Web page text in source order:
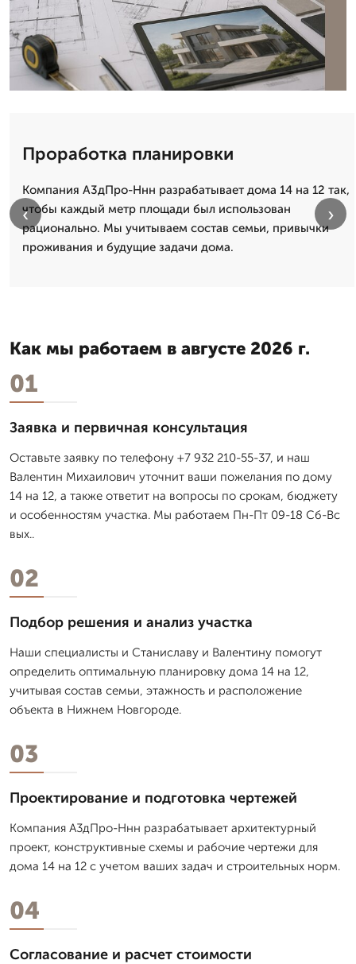
Проработка планировки
Компания А3дПро-Ннн разрабатывает дома 14 на 12 так,
чтобы каждый метр площади был использован
рационально. Мы учитываем состав семьи, привычки
проживания и будущие задачи дома.
‹ ›
Как мы работаем в августе 2026 г.
01
Заявка и первичная консультация
Оставьте заявку по телефону +7 932 210-55-37, и наш
Валентин Михаилович уточнит ваши пожелания по дому
14 на 12, а также ответит на вопросы по срокам, бюджету
и особенностям участка. Мы работаем Пн-Пт 09-18 Сб-Вс
вых..
02
Подбор решения и анализ участка
Наши специалисты и Станиславу и Валентину помогут
определить оптимальную планировку дома 14 на 12,
учитывая состав семьи, этажность и расположение
объекта в Нижнем Новгороде.
03
Проектирование и подготовка чертежей
Компания А3дПро-Ннн разрабатывает архитектурный
проект, конструктивные схемы и рабочие чертежи для
дома 14 на 12 с учетом ваших задач и строительных норм.
04
Согласование и расчет стоимости